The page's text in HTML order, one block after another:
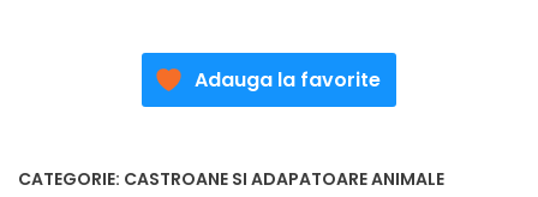
Adauga la favorite
CATEGORIE: CASTROANE SI ADAPATOARE ANIMALE